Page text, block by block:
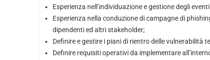
Esperienza nell’individuazione e gestione degli
Esperienza nella conduzione di campagne di
dipendenti ed altri stakeholder;
Definire e gestire i piani di rientro delle vulnerabilità
Definire requisiti operativi da implementare